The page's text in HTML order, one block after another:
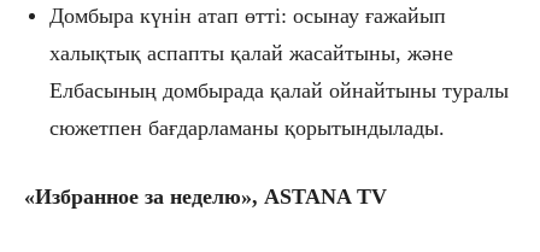
Домбыра күнін атап өтті: осынау ғажайып
халықтық аспапты қалай жасайтыны, және
Елбасының домбырада қалай ойнайтыны туралы
сюжетпен бағдарламаны қорытындылады.
«Избранное за неделю», ASTANA TV